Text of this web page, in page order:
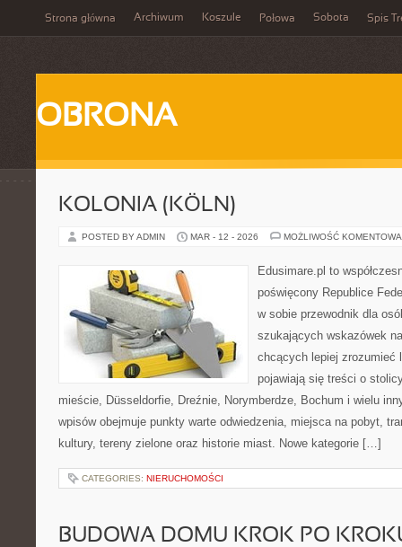
Strona główna Archiwum Koszule Połowa Sobota Spis
OBRONA
KOLONIA (KÖLN)
POSTED BY ADMIN MAR - 12 - 2026 MOŻLIWOŚĆ
Edusimare.pl to
poświęcony Republice
w sobie przewodnik dla
szukających wskazówek
chcących lepiej zrozumieć
pojawiają się treści o
mieście, Düsseldorfie, Dreźnie, Norymberdze, Bochum i wielu
wpisów obejmuje punkty warte odwiedzenia, miejsca na pobyt,
kultury, tereny zielone oraz historie miast. Nowe kategorie […]
CATEGORIES: NIERUCHOMOŚCI
BUDOWA DOMU KROK PO